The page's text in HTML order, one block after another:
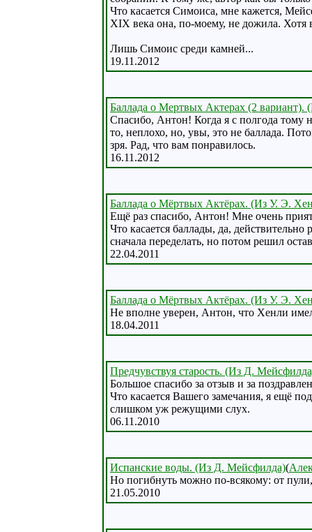
Что касается Симоиса, мне кажется,
XIX века она, по-моему, не дожила.
Лишь Симоис среди камней...
19.11.2012
Баллада о Мертвых Актерах (2
Спасибо, Антон! Когда я с полгода тому
то, неплохо, но, увы, это не баллада.
зря. Рад, что вам понравилось.
16.11.2012
Баллада о Мёртвых Актёрах. (Из У. Э.
Ещё раз спасибо, Антон! Мне очень
Что касается баллады, да,
сначала переделать, но потом решил
22.04.2011
Баллада о Мёртвых Актёрах. (Из У. Э.
Не вполне уверен, Антон, что Хенли
18.04.2011
Предчувствуя старость. (Из Д.
Большое спасибо за отзыв и за
Что касается Вашего замечания, я ещё
слишком уж режущими слух.
06.11.2010
Испанские воды. (Из Д. Мейсфилда)(
Но погибнуть можно по-всякому: от
21.05.2010